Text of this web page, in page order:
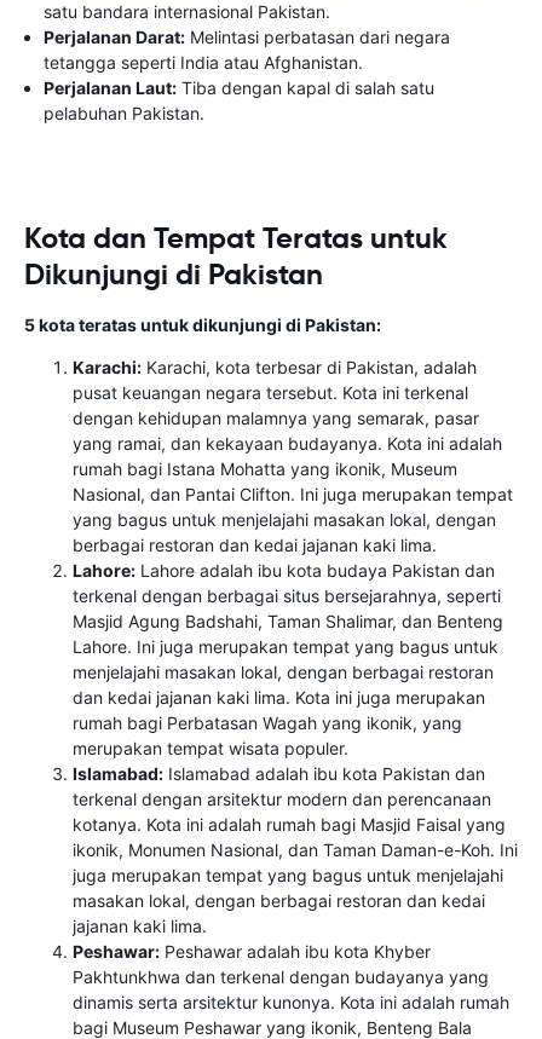
satu bandara internasional Pakistan.
Perjalanan Darat: Melintasi perbatasan dari negara
tetangga seperti India atau Afghanistan.
Perjalanan Laut: Tiba dengan kapal di salah satu
pelabuhan Pakistan.
Kota dan Tempat Teratas untuk
Dikunjungi di Pakistan
5 kota teratas untuk dikunjungi di Pakistan:
Karachi: Karachi, kota terbesar di Pakistan, adalah
pusat keuangan negara tersebut. Kota ini terkenal
dengan kehidupan malamnya yang semarak, pasar
yang ramai, dan kekayaan budayanya. Kota ini adalah
rumah bagi Istana Mohatta yang ikonik, Museum
Nasional, dan Pantai Clifton. Ini juga merupakan tempat
yang bagus untuk menjelajahi masakan lokal, dengan
berbagai restoran dan kedai jajanan kaki lima.
Lahore: Lahore adalah ibu kota budaya Pakistan dan
terkenal dengan berbagai situs bersejarahnya, seperti
Masjid Agung Badshahi, Taman Shalimar, dan Benteng
Lahore. Ini juga merupakan tempat yang bagus untuk
menjelajahi masakan lokal, dengan berbagai restoran
dan kedai jajanan kaki lima. Kota ini juga merupakan
rumah bagi Perbatasan Wagah yang ikonik, yang
merupakan tempat wisata populer.
Islamabad: Islamabad adalah ibu kota Pakistan dan
terkenal dengan arsitektur modern dan perencanaan
kotanya. Kota ini adalah rumah bagi Masjid Faisal yang
ikonik, Monumen Nasional, dan Taman Daman-e-Koh. Ini
juga merupakan tempat yang bagus untuk menjelajahi
masakan lokal, dengan berbagai restoran dan kedai
jajanan kaki lima.
Peshawar: Peshawar adalah ibu kota Khyber
Pakhtunkhwa dan terkenal dengan budayanya yang
dinamis serta arsitektur kunonya. Kota ini adalah rumah
bagi Museum Peshawar yang ikonik, Benteng Bala